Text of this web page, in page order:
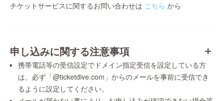
チケットサービスに関するお問い合わせは こちら から
申し込みに関する注意事項
携帯電話等の受信設定でドメイン指定受信を設定している方
は、必ず「@ticketdive.com」からのメールを事前に受信でき
るように設定してください。